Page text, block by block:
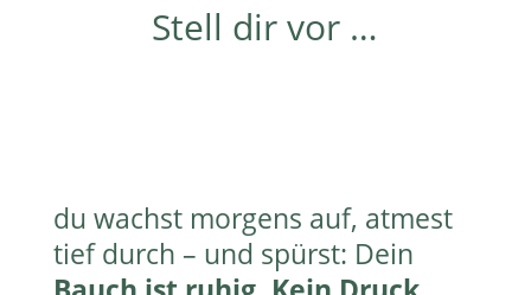
Stell dir vor …
du wachst morgens auf, atmest
tief durch – und spürst: Dein